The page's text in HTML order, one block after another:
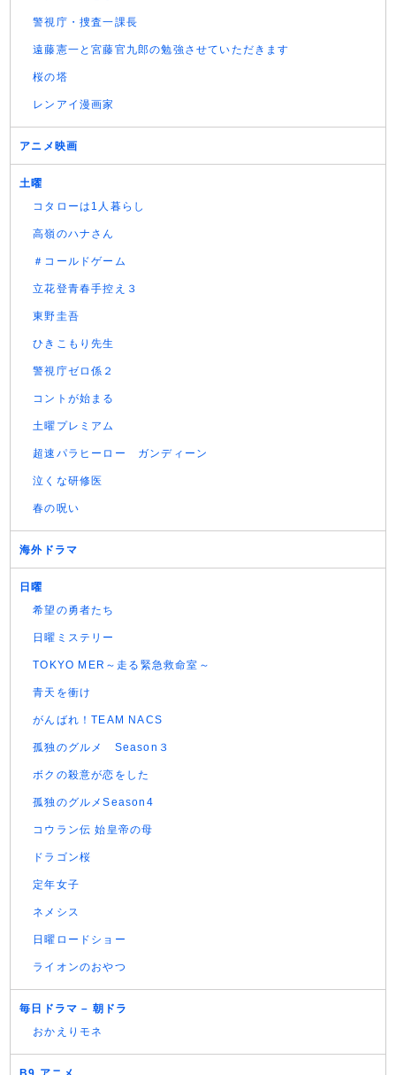
警視庁・捜査一課長
遠藤憲一と宮藤官九郎の勉強させていただきます
桜の塔
レンアイ漫画家
アニメ映画
土曜
コタローは1人暮らし
高嶺のハナさん
＃コールドゲーム
立花登青春手控え３
東野圭吾
ひきこもり先生
警視庁ゼロ係２
コントが始まる
土曜プレミアム
超速パラヒーロー ガンディーン
泣くな研修医
春の呪い
海外ドラマ
日曜
希望の勇者たち
日曜ミステリー
TOKYO MER～走る緊急救命室～
青天を衝け
がんばれ！TEAM NACS
孤独のグルメ Season３
ボクの殺意が恋をした
孤独のグルメSeason4
コウラン伝 始皇帝の母
ドラゴン桜
定年女子
ネメシス
日曜ロードショー
ライオンのおやつ
毎日ドラマ – 朝ドラ
おかえりモネ